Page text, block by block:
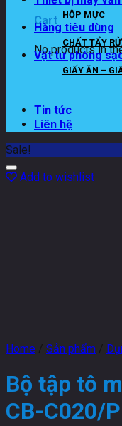
Cart
No products in
HỘP MỰC
Hàng tiêu dùng
CHẤT TẨY
Vật tư phòng
GIẤY ĂN –
Tin tức
Liên hệ
Sale!
Add to wishlist
Home / Sản phẩm /
Bộ tập tô
CB-C020/